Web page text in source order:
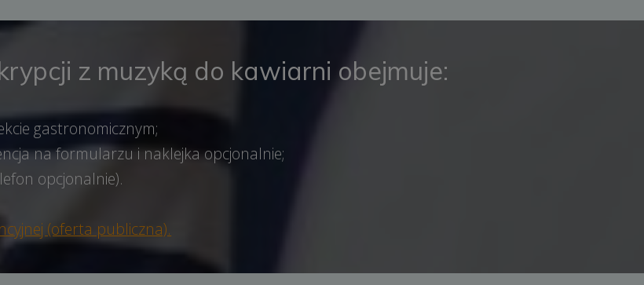
z muzyką do kawiarni obejmuje:
gastronomicznym;
na formularzu i naklejka opcjonalnie;
opcjonalnie).
(oferta publiczna).